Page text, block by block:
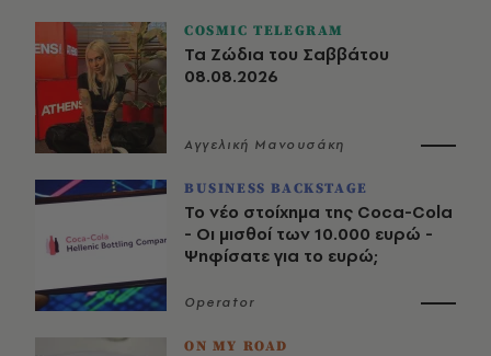
COSMIC TELEGRAM
Τα Ζώδια του Σαββάτου
08.08.2026
Αγγελική Μανουσάκη
BUSINESS BACKSTAGE
Το νέο στοίχημα της Coca-Cola
- Οι μισθοί των 10.000 ευρώ -
Ψηφίσατε για το ευρώ;
Operator
ON MY ROAD